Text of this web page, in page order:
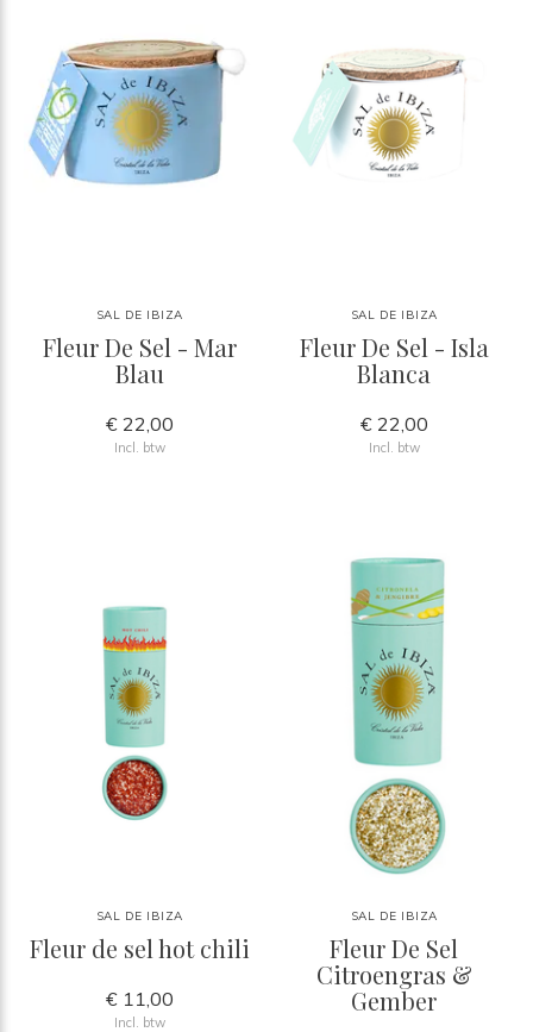
SAL DE IBIZA
Fleur De Sel - Mar
Blau
€ 22,00
Incl. btw
SAL DE IBIZA
Fleur De Sel - Isla
Blanca
€ 22,00
Incl. btw
SAL DE IBIZA
Fleur de sel hot chili
€ 11,00
Incl. btw
SAL DE IBIZA
Fleur De Sel
Citroengras &
Gember